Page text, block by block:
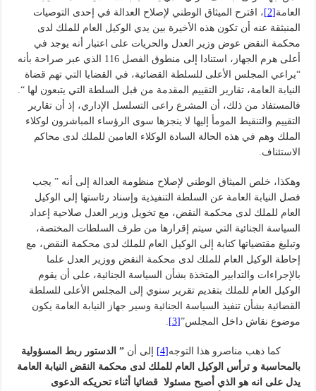
العامة[2]
، اقترح الميثاق الوطني لإصلاح العدالة في إحدى التوصيات
المنبثقة عنه أن تكون هذه الأخيرة بين يدي الوكيل العام للملك لدى
محكمة النقض عوض وزير العدل والحريات على اعتبار أنه يوجد في
أعلى هرم الجهاز، استنادا إلى منطوق الفصل 116 الذي عبر صراحة بأنه
“يراعي المجلس الأعلى للسلطة القضائية، في القضايا التي تهم قضاة
النيابة العامة، تقارير التقييم المقدمة من قبل السلطة التي يتبعون لها “.
فالمستفاد من ذلك، أن المشرع راعى التسلسل الإداري، إذ أن تقارير
التقييم والتنقيط المومأ إليها لا ينجزها سوى الرؤساء المباشرون لوكلاء
الملك وهم في هذه الحالة السادة الوكلاء العامين للملك لدى محاكم
الاستئناف.
وهكذا، خلص الميثاق الوطني لإصلاح منظومة العدالة إلى أنه ” يجب
فصل النيابة العامة عن السلطة التنفيذية وإسناد رئاستها إلى الوكيل
العام للملك لدى محكمة النقض، مع تخويل وزير العدل صلاحية إعداد
السياسة الجنائية التي سيتم إقرارها من طرف السلطات المختصة،
وتبليغ مقتضياتها كتابة إلى الوكيل العام للملك لدى محكمة النقض، مع
إحاطة الوكيل العام للملك لدى محكمة النقض ووزير العدل علما
بالإجراءات والتدابير المتخذة بشأن السياسة الجنائية، على أن يقوم
الوكيل العام للملك بتقديم تقرير سنوي إلى المجلس الأعلى للسلطة
القضائية بشأن تنفيذ السياسة الجنائية وسير جهاز النيابة العامة يكون
موضوع نقاش داخل المجلس”[3]
كما ذهب مناصرو هذا التوجه[4] إلى أن ” الدستور ربط المسؤولية
بالمحاسبة و ترأس الوكيل العام للملك لدى محكمة النقض النيابة العامة
يدل على انه هو الذي أصبح مسئولا قضائيا أثناء تحريكه الدعوى